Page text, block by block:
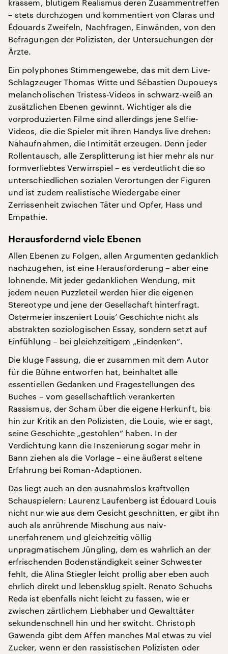
krassem, blutigem Realismus deren Zusammentreffen
– stets durchzogen und kommentiert von Claras und
Édouards Zweifeln, Nachfragen, Einwänden, von den
Befragungen der Polizisten, der Untersuchungen der
Ärzte.
Ein polyphones Stimmengewebe, das mit dem Live-
Schlagzeuger Thomas Witte und Sébastien Dupoueys
melancholischen Tristess-Videos in schwarz-weiß an
zusätzlichen Ebenen gewinnt. Wichtiger als die
vorproduzierten Filme sind allerdings jene Selfie-
Videos, die die Spieler mit ihren Handys live drehen:
Nahaufnahmen, die Intimität erzeugen. Denn jeder
Rollentausch, alle Zersplitterung ist hier mehr als nur
formverliebtes Verwirrspiel – es verdeutlicht die so
unterschiedlichen sozialen Verortungen der Figuren
und ist zudem realistische Wiedergabe einer
Zerrissenheit zwischen Täter und Opfer, Hass und
Empathie.
Herausfordernd viele Ebenen
Allen Ebenen zu Folgen, allen Argumenten gedanklich
nachzugehen, ist eine Herausforderung – aber eine
lohnende. Mit jeder gedanklichen Wendung, mit
jedem neuen Puzzleteil werden hier die eigenen
Stereotype und jene der Gesellschaft hinterfragt.
Ostermeier inszeniert Louis’ Geschichte nicht als
abstrakten soziologischen Essay, sondern setzt auf
Einfühlung – bei gleichzeitigem „Eindenken“.
Die kluge Fassung, die er zusammen mit dem Autor
für die Bühne entworfen hat, beinhaltet alle
essentiellen Gedanken und Fragestellungen des
Buches – vom gesellschaftlich verankerten
Rassismus, der Scham über die eigene Herkunft, bis
hin zur Kritik an den Polizisten, die Louis, wie er sagt,
seine Geschichte „gestohlen“ haben. In der
Verdichtung kann die Inszenierung sogar mehr in
Bann ziehen als die Vorlage – eine äußerst seltene
Erfahrung bei Roman-Adaptionen.
Das liegt auch an den ausnahmslos kraftvollen
Schauspielern: Laurenz Laufenberg ist Édouard Louis
nicht nur wie aus dem Gesicht geschnitten, er gibt ihn
auch als anrührende Mischung aus naiv-
unerfahrenem und gleichzeitig völlig
unpragmatischem Jüngling, dem es wahrlich an der
erfrischenden Bodenständigkeit seiner Schwester
fehlt, die Alina Stiegler leicht prollig aber eben auch
ehrlich direkt und lebensklug spielt. Renato Schuchs
Reda ist ebenfalls nicht leicht zu fassen, wie er
zwischen zärtlichem Liebhaber und Gewalttäter
sekundenschnell hin und her switcht. Christoph
Gawenda gibt dem Affen manches Mal etwas zu viel
Zucker, wenn er den rassistischen Polizisten oder